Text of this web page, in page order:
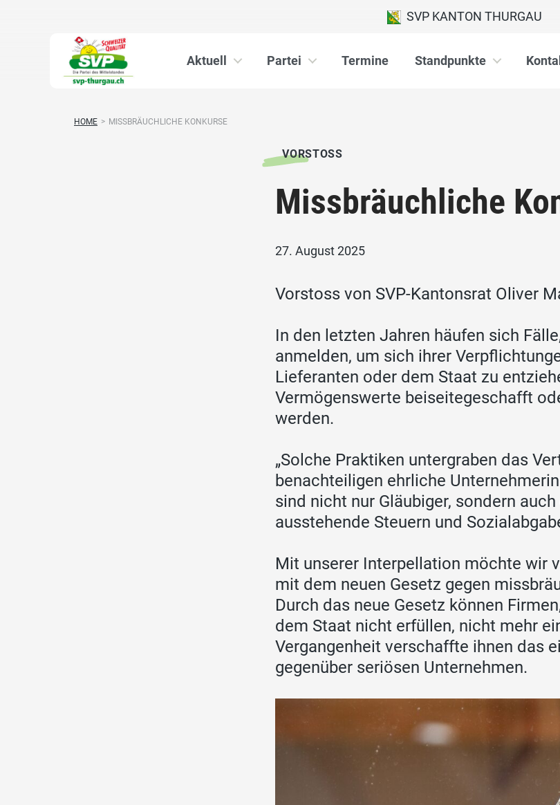
SVP KANTON THURGAU
Aktuell Partei Termine Standpunkte
HOME > MISSBRÄUCHLICHE KONKURSE
VORSTOSS
Missbräuchliche
27. August 2025
Vorstoss von SVP-Kantonsrat Oliver
In den letzten Jahren häufen sich
anmelden, um sich ihrer
Lieferanten oder dem Staat zu
Vermögenswerte beiseitegeschafft
werden.
„Solche Praktiken untergraben das
benachteiligen ehrliche
sind nicht nur Gläubiger, sondern
ausstehende Steuern und
Mit unserer Interpellation möchte wir
mit dem neuen Gesetz gegen
Durch das neue Gesetz können
dem Staat nicht erfüllen, nicht mehr
Vergangenheit verschaffte ihnen das
gegenüber seriösen Unternehmen.